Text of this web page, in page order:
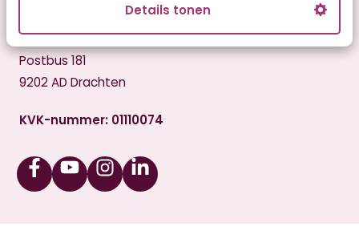
Details tonen
Postadres
Postbus 181
9202 AD Drachten
KVK-nummer: 01110074
FacebookYoutubeInstagramLinkedin